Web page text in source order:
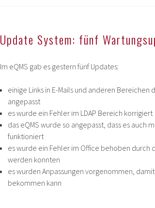
Update System: fünf
Im eQMS gab es gestern fünf Updates:
einige Links in E-Mails und anderen
angepasst
es wurde ein Fehler im LDAP Bereich korrigiert
das eQMS wurde so angepasst, dass es auch
funktioniert
es wurde ein Fehler im Office behoben
werden konnten
es wurden Anpassungen vorgenommen,
bekommen kann